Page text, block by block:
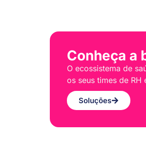
Conheça a
O ecossistema de
os seus times de RH
Soluções